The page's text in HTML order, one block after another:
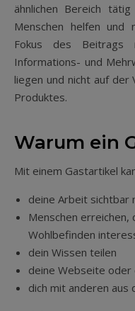
ähnlichen Bereich
Menschen helfen und
Fokus des
Informations- und
liegen und nicht auf
Produktes.
Warum ein
Mit einem Gastartikel
deine Arbeit sichtbar
Menschen erreichen,
Wohlbefinden
dein Wissen teilen
deine Webseite
dich mit anderen aus